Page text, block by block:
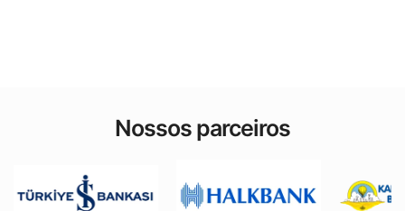
Nossos parceiros